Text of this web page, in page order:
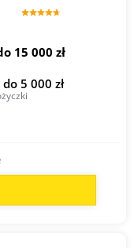
15 000 zł
5 000 zł